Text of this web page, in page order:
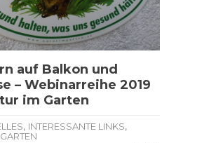
auf Balkon und
– Webinarreihe 2019
im Garten
, INTERESSANTE LINKS,